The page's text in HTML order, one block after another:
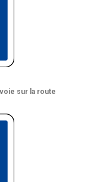
sur la route